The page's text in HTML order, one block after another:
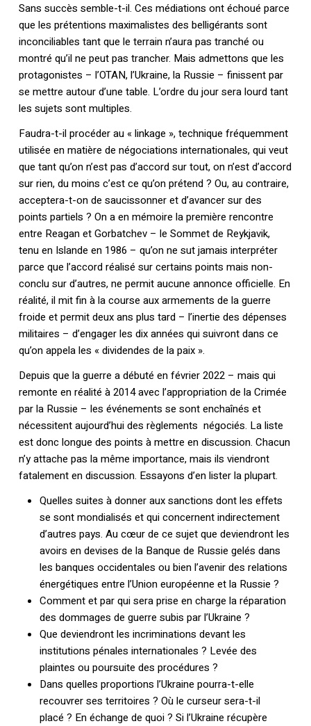
Votre panier est vide.
Retourner à la
librairie
Sans succès semble-t-il. Ces médiations ont échoué parce
que les prétentions maximalistes des belligérants sont
inconciliables tant que le terrain n’aura pas tranché ou
montré qu’il ne peut pas trancher. Mais admettons que les
protagonistes – l’OTAN, l’Ukraine, la Russie – finissent par
se mettre autour d’une table. L’ordre du jour sera lourd tant
les sujets sont multiples.
Faudra-t-il procéder au « linkage », technique fréquemment
utilisée en matière de négociations internationales, qui veut
que tant qu’on n’est pas d’accord sur tout, on n’est d’accord
sur rien, du moins c’est ce qu’on prétend ? Ou, au contraire,
acceptera-t-on de saucissonner et d’avancer sur des
points partiels ? On a en mémoire la première rencontre
entre Reagan et Gorbatchev – le Sommet de Reykjavik,
tenu en Islande en 1986 – qu’on ne sut jamais interpréter
parce que l’accord réalisé sur certains points mais non-
conclu sur d’autres, ne permit aucune annonce officielle. En
réalité, il mit fin à la course aux armements de la guerre
froide et permit deux ans plus tard – l’inertie des dépenses
militaires – d’engager les dix années qui suivront dans ce
qu’on appela les « dividendes de la paix ».
Depuis que la guerre a débuté en février 2022 – mais qui
remonte en réalité à 2014 avec l’appropriation de la Crimée
par la Russie – les événements se sont enchaînés et
nécessitent aujourd’hui des règlements négociés. La liste
est donc longue des points à mettre en discussion. Chacun
n’y attache pas la même importance, mais ils viendront
fatalement en discussion. Essayons d’en lister la plupart.
Quelles suites à donner aux sanctions dont les effets
se sont mondialisés et qui concernent indirectement
d’autres pays. Au cœur de ce sujet que deviendront les
avoirs en devises de la Banque de Russie gelés dans
les banques occidentales ou bien l’avenir des relations
énergétiques entre l’Union européenne et la Russie ?
Comment et par qui sera prise en charge la réparation
des dommages de guerre subis par l’Ukraine ?
Que deviendront les incriminations devant les
institutions pénales internationales ? Levée des
plaintes ou poursuite des procédures ?
Dans quelles proportions l’Ukraine pourra-t-elle
recouvrer ses territoires ? Où le curseur sera-t-il
placé ? En échange de quoi ? Si l’Ukraine récupère